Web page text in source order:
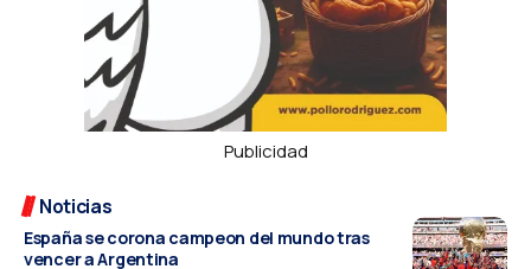
Publicidad
Noticias
España se corona campeon del mundo tras
vencer a Argentina